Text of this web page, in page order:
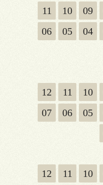
11 10 09
06
05 04
12 11 10
07
06 05
12 11 10